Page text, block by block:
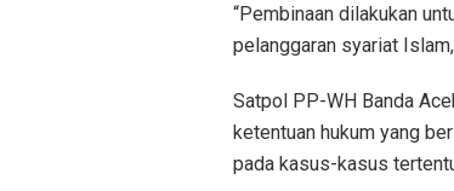
“Pembinaan dilakukan
pelanggaran syariat
Satpol PP-WH Banda
ketentuan hukum yang
pada kasus-kasus